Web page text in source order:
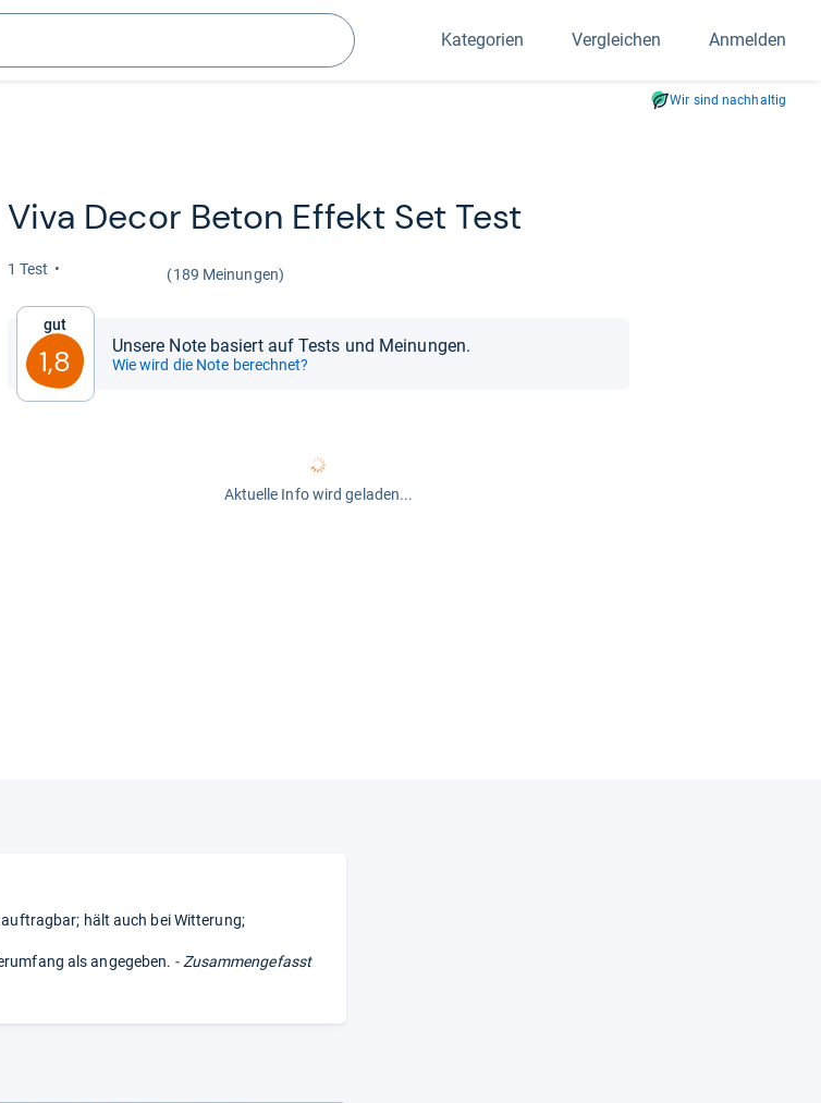
Suchen
Kategorien Vergleichen Anmelden
Wir sind nachhaltig
Viva Decor Beton Effekt Set Test
1 Test (189 Meinungen)
Gut
1,8 Unsere Note basiert auf Tests und Meinungen.
Wie wird die Note berechnet?
Aktuelle Info wird geladen...
hält auch bei Witterung;
als angegeben. - Zusammengefasst